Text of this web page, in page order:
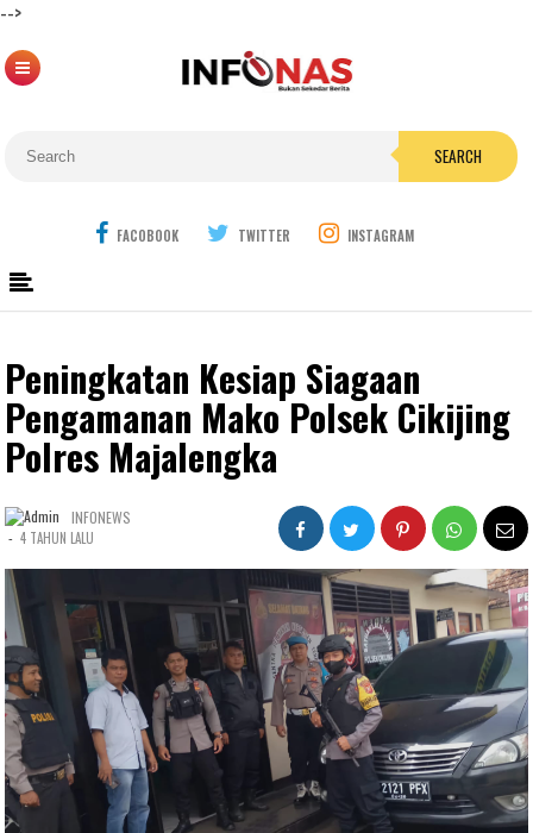
-->
SEARCH
FACOBOOK TWITTER INSTAGRAM
Peningkatan Kesiap Siagaan
Pengamanan Mako Polsek Cikijing
Polres Majalengka
INFONEWS
- 4 TAHUN LALU